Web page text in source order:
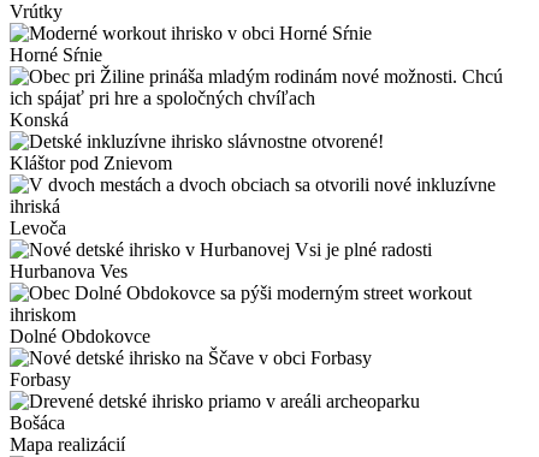
Vrútky
Horné Sŕnie
Konská
Kláštor pod Znievom
Levoča
Hurbanova Ves
Dolné Obdokovce
Forbasy
Bošáca
Mapa realizácií